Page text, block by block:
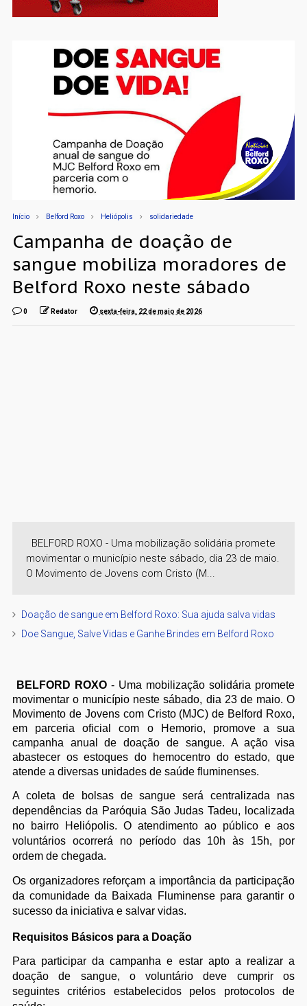
Início Belford Roxo Heliópolis solidariedade
Campanha de doação de
sangue mobiliza moradores de
Belford Roxo neste sábado
0 Redator sexta-feira, 22 de maio de 2026
BELFORD ROXO - Uma mobilização solidária promete
movimentar o município neste sábado, dia 23 de maio.
O Movimento de Jovens com Cristo (M...
Doação de sangue em Belford Roxo: Sua ajuda salva vidas
Doe Sangue, Salve Vidas e Ganhe Brindes em Belford Roxo
BELFORD ROXO- Uma mobilização solidária promete
movimentar o município neste sábado, dia 23 de maio. O
Movimento de Jovens com Cristo (MJC) de Belford Roxo,
em parceria oficial com o Hemorio, promove a sua
campanha anual de doação de sangue. A ação visa
abastecer os estoques do hemocentro do estado, que
atende a diversas unidades de saúde fluminenses.
A coleta de bolsas de sangue será centralizada nas
dependências da Paróquia São Judas Tadeu, localizada
no bairro Heliópolis. O atendimento ao público e aos
voluntários ocorrerá no período das 10h às 15h, por
ordem de chegada.
Os organizadores reforçam a importância da participação
da comunidade da Baixada Fluminense para garantir o
sucesso da iniciativa e salvar vidas.
Requisitos Básicos para a Doação
Para participar da campanha e estar apto a realizar a
doação de sangue, o voluntário deve cumprir os
seguintes critérios estabelecidos pelos protocolos de